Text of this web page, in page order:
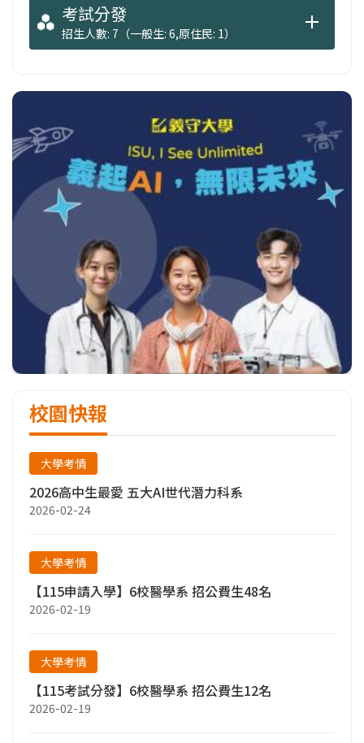
考試分發
招生人數: 7（一般生: 6,原住民: 1）
校園快報
大學考情
2026高中生最愛 五大AI世代潛力科系
2026-02-24
大學考情
【115申請入學】6校醫學系 招公費生48名
2026-02-19
大學考情
【115考試分發】6校醫學系 招公費生12名
2026-02-19